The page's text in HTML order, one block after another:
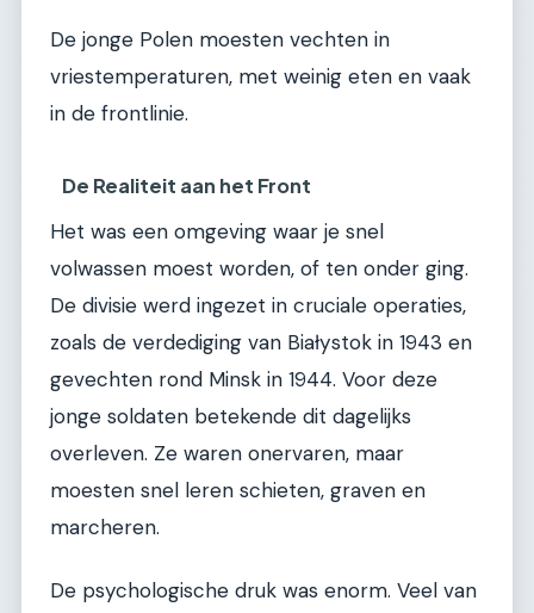
De jonge Polen moesten vechten in
vriestemperaturen, met weinig eten en vaak
in de frontlinie.
De Realiteit aan het Front
Het was een omgeving waar je snel
volwassen moest worden, of ten onder ging.
De divisie werd ingezet in cruciale operaties,
zoals de verdediging van Białystok in 1943 en
gevechten rond Minsk in 1944. Voor deze
jonge soldaten betekende dit dagelijks
overleven. Ze waren onervaren, maar
moesten snel leren schieten, graven en
marcheren.
De psychologische druk was enorm. Veel van